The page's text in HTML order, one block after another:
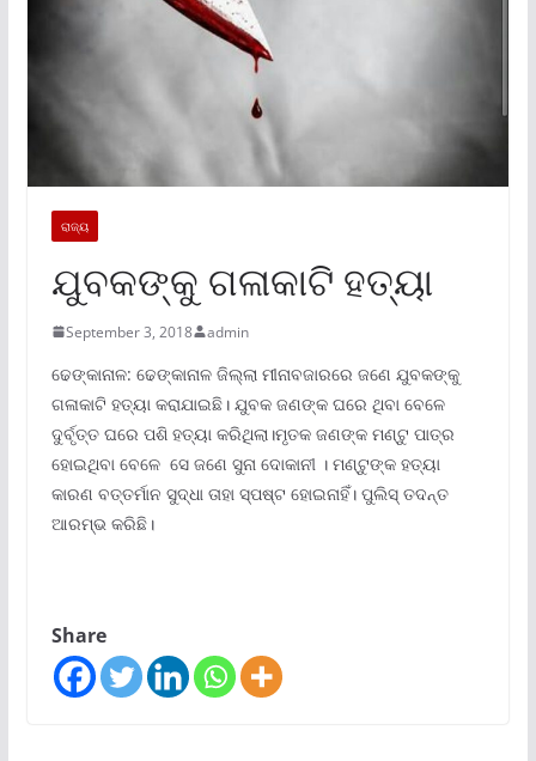
ରାଜ୍ୟ
ଯୁବକଙ୍କୁ ଗଳାକାଟି ହତ୍ୟା
September 3, 2018 admin
ଢେଙ୍କାନାଳ: ଢେଙ୍କାନାଳ ଜିଲ୍ଲା ମୀନାବଜାରରେ ଜଣେ ଯୁବକଙ୍କୁ
ଗଳାକାଟି ହତ୍ୟା କରାଯାଇଛି। ଯୁବକ ଜଣଙ୍କ ଘରେ ଥିବା ବେଳେ
ଦୁର୍ବୃତ୍ତ ଘରେ ପଶି ହତ୍ୟା କରିଥିଲା।ମୃତକ ଜଣଙ୍କ ମଣ୍ଟୁ ପାତ୍ର
ହୋଇଥିବା ବେଳେ ସେ ଜଣେ ସୁନା ଦୋକାନୀ । ମଣ୍ଟୁଙ୍କ ହତ୍ୟା
କାରଣ ବତ୍ତର୍ମାନ ସୁଦ୍ଧା ତାହା ସ୍ପଷ୍ଟ ହୋଇନାହିଁ। ପୁଲିସ୍‌ ତଦନ୍ତ
ଆରମ୍ଭ କରିଛି।
Share